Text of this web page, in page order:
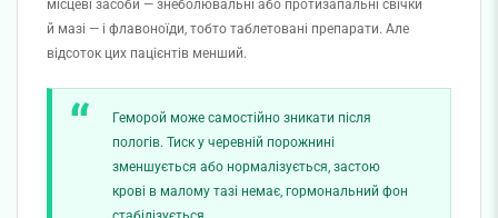
місцеві засоби — знеболювальні або протизапальні свічки
й мазі — і флавоноїди, тобто таблетовані препарати. Але
відсоток цих пацієнтів менший.
Геморой може самостійно зникати після
пологів. Тиск у черевній порожнині
зменшується або нормалізується, застою
крові в малому тазі немає, гормональний фон